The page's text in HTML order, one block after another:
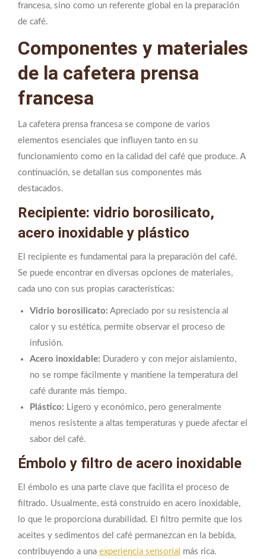
francesa, sino como un referente global en la preparación
de café.
Componentes y materiales
de la cafetera prensa
francesa
La cafetera prensa francesa se compone de varios
elementos esenciales que influyen tanto en su
funcionamiento como en la calidad del café que produce. A
continuación, se detallan sus componentes más
destacados.
Recipiente: vidrio borosilicato,
acero inoxidable y plástico
El recipiente es fundamental para la preparación del café.
Se puede encontrar en diversas opciones de materiales,
cada uno con sus propias características:
Vidrio borosilicato: Apreciado por su resistencia al
calor y su estética, permite observar el proceso de
infusión.
Acero inoxidable: Duradero y con mejor aislamiento,
no se rompe fácilmente y mantiene la temperatura del
café durante más tiempo.
Plástico: Ligero y económico, pero generalmente
menos resistente a altas temperaturas y puede afectar el
sabor del café.
Émbolo y filtro de acero inoxidable
El émbolo es una parte clave que facilita el proceso de
filtrado. Usualmente, está construido en acero inoxidable,
lo que le proporciona durabilidad. El filtro permite que los
aceites y sedimentos del café permanezcan en la bebida,
contribuyendo a una experiencia sensorial más rica.